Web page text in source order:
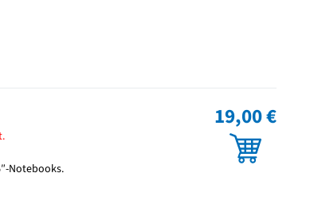
Notebooks.
19,00 €